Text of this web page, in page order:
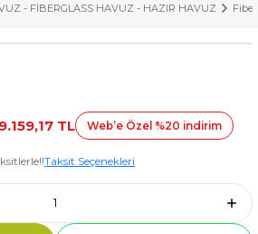
- FİBERGLASS HAVUZ - HAZIR HAVUZ
TL Web’e Özel %20 indirim
Taksit Seçenekleri